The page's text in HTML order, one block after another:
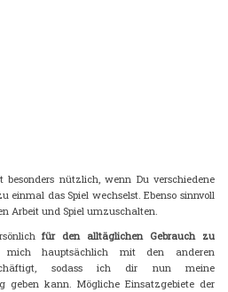
besonders nützlich, wenn Du verschiedene
einmal das Spiel wechselst. Ebenso sinnvoll
Arbeit und Spiel umzuschalten.
für den alltäglichen Gebrauch zu
hauptsächlich mit den anderen
sodass ich dir nun meine
geben kann. Mögliche Einsatzgebiete der